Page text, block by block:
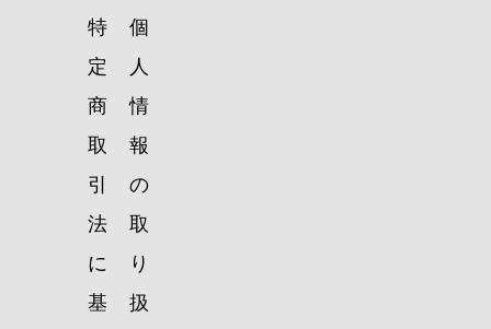
特
定
商
取
引
法
に
基
個
人
情
報
の
取
り
扱